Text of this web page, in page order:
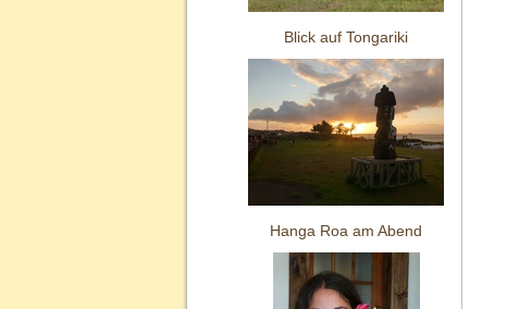
Blick auf Tongariki
Hanga Roa am Abend